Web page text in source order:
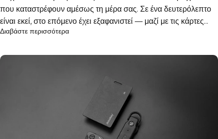
που καταστρέφουν αμέσως τη μέρα σας. Σε ένα δευτερόλεπτο
είναι εκεί, στο επόμενο έχει εξαφανιστεί — μαζί με τις κάρτες...
Διαβάστε περισσότερα